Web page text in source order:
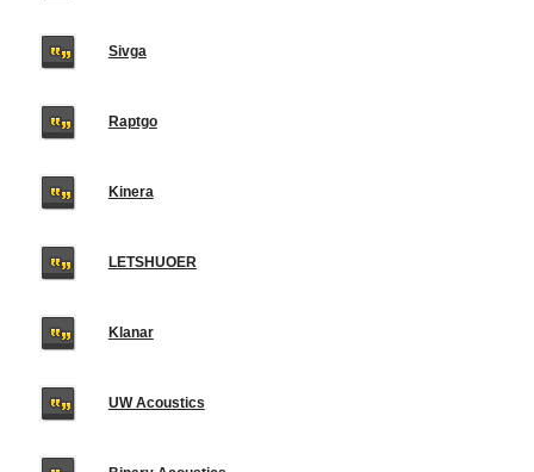
Sivga
Raptgo
Kinera
LETSHUOER
Klanar
UW Acoustics